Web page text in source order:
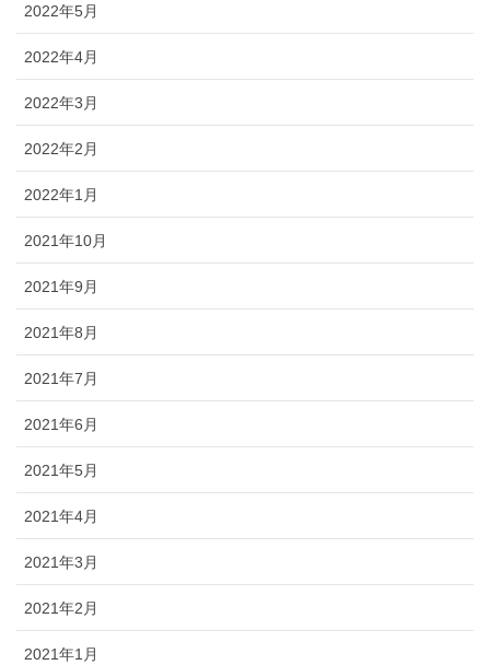
2022年5月
2022年4月
2022年3月
2022年2月
2022年1月
2021年10月
2021年9月
2021年8月
2021年7月
2021年6月
2021年5月
2021年4月
2021年3月
2021年2月
2021年1月